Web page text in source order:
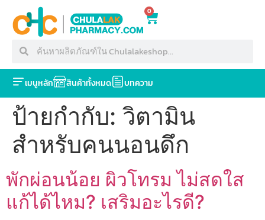
0
เมนูหลัก สินค้าทั้งหมด บทความ
ป้ายกำกับ: วิตามิน
สำหรับคนนอนดึก
พักผ่อนน้อย ผิวโทรม ไม่สดใส
แก้ได้ไหม? เสริมอะไรดี?